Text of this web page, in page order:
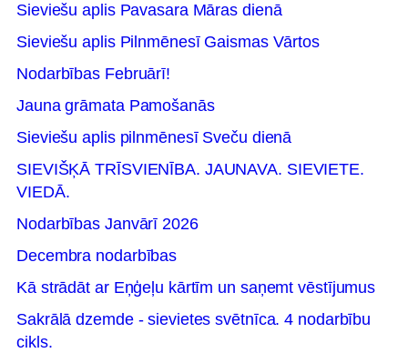
Sieviešu aplis Pavasara Māras dienā
Sieviešu aplis Pilnmēnesī Gaismas Vārtos
Nodarbības Februārī!
Jauna grāmata Pamošanās
Sieviešu aplis pilnmēnesī Sveču dienā
SIEVIŠĶĀ TRĪSVIENĪBA. JAUNAVA. SIEVIETE.
VIEDĀ.
Nodarbības Janvārī 2026
Decembra nodarbības
Kā strādāt ar Eņģeļu kārtīm un saņemt vēstījumus
Sakrālā dzemde - sievietes svētnīca. 4 nodarbību
cikls.